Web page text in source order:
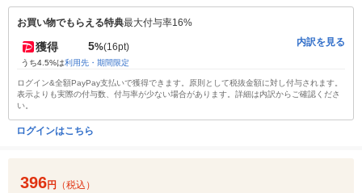
お買い物でもらえる特典最大付与率16%
獲得 5%(16pt)
うち4.5%は利用先・期間限定
内訳を見る
ログイン&全額PayPay支払いで獲得できます。原則として税抜金額に対し付与されます。
表示よりも実際の付与数、付与率が少ない場合があります。詳細は内訳からご確認くださ
い。
ログインはこちら
396円 （税込）